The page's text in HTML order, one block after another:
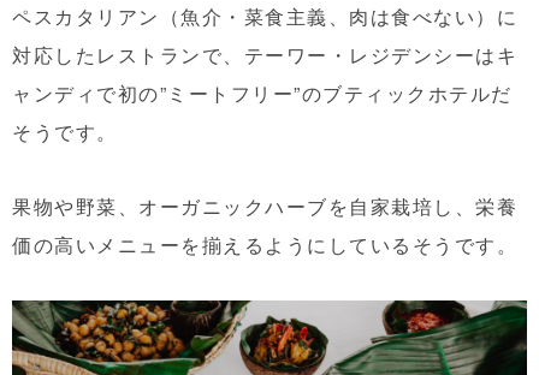
ペスカタリアン（魚介・菜食主義、肉は食べない）に
対応したレストランで、テーワー・レジデンシーはキ
ャンディで初の”ミートフリー”のブティックホテルだ
そうです。
果物や野菜、オーガニックハーブを自家栽培し、栄養
価の高いメニューを揃えるようにしているそうです。